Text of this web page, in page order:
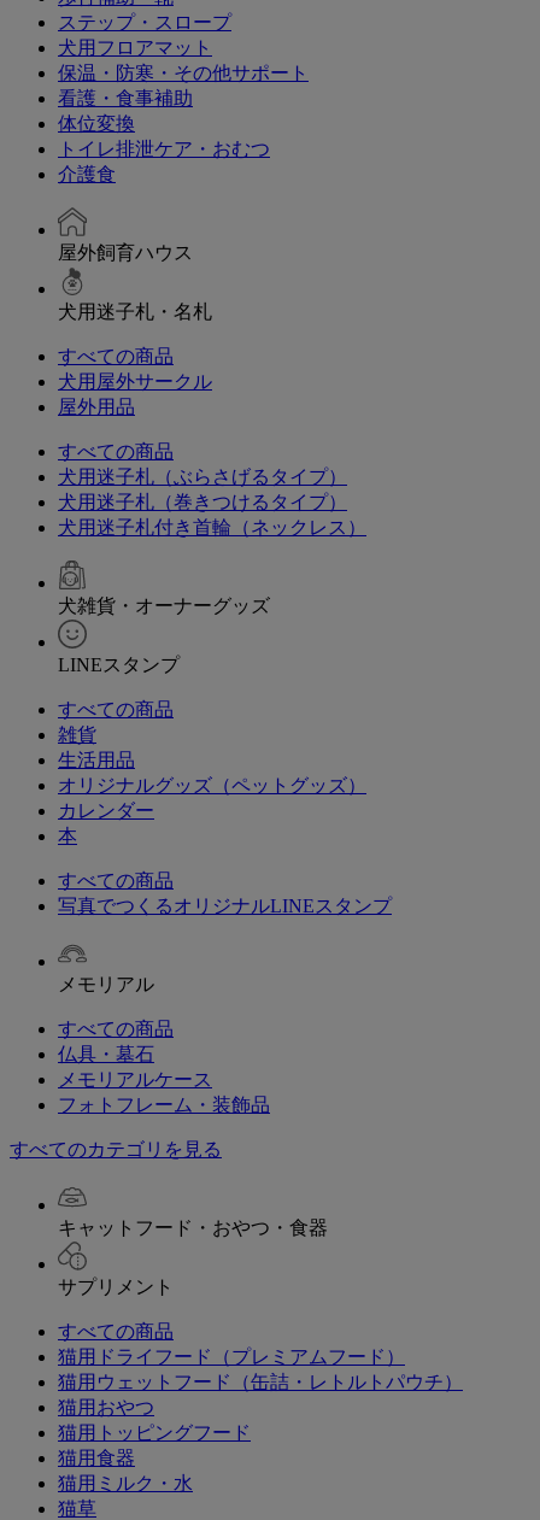
ステップ・スロープ
犬用フロアマット
保温・防寒・その他サポート
看護・食事補助
体位変換
トイレ排泄ケア・おむつ
介護食
屋外飼育ハウス
犬用迷子札・名札
すべての商品
犬用屋外サークル
屋外用品
すべての商品
犬用迷子札（ぶらさげるタイプ）
犬用迷子札（巻きつけるタイプ）
犬用迷子札付き首輪（ネックレス）
犬雑貨・オーナーグッズ
LINEスタンプ
すべての商品
雑貨
生活用品
オリジナルグッズ（ペットグッズ）
カレンダー
本
すべての商品
写真でつくるオリジナルLINEスタンプ
メモリアル
すべての商品
仏具・墓石
メモリアルケース
フォトフレーム・装飾品
すべてのカテゴリを見る
キャットフード・おやつ・食器
サプリメント
すべての商品
猫用ドライフード（プレミアムフード）
猫用ウェットフード（缶詰・レトルトパウチ）
猫用おやつ
猫用トッピングフード
猫用食器
猫用ミルク・水
猫草